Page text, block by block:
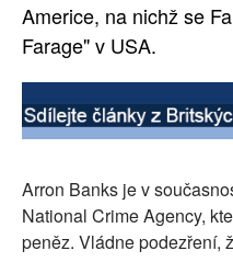
Americe, na nichž se
Farage" v USA.
Arron Banks je v
National Crime Agency,
peněz. Vládne podezření,